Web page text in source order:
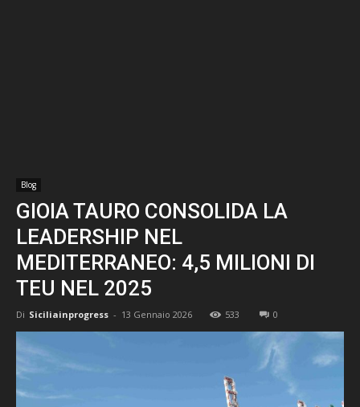
Blog
GIOIA TAURO CONSOLIDA LA
LEADERSHIP NEL
MEDITERRANEO: 4,5 MILIONI DI
TEU NEL 2025
Di Siciliainprogress - 13 Gennaio 2026 533 0